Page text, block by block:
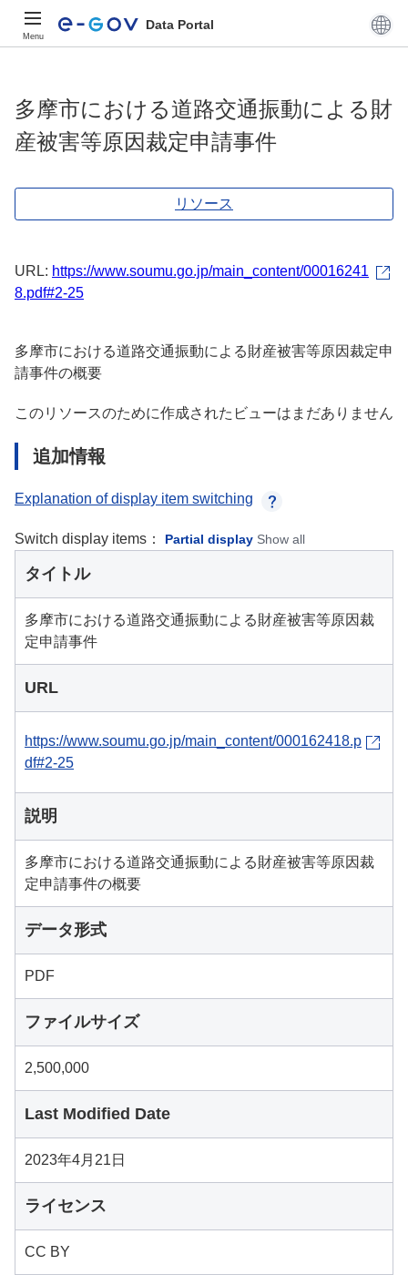
Menu
Data Portal
多摩市における道路交通振動による財
産被害等原因裁定申請事件
リソース
URL: https://www.soumu.go.jp/main_content/00016241
8.pdf#2-25
多摩市における道路交通振動による財産被害等原因裁定申
請事件の概要
このリソースのために作成されたビューはまだありません
追加情報
Explanation of display item switching
Switch display items： Partial display Show all
タイトル
多摩市における道路交通振動による財産被害等原因裁
定申請事件
URL
https://www.soumu.go.jp/main_content/000162418.p
df#2-25
説明
多摩市における道路交通振動による財産被害等原因裁
定申請事件の概要
データ形式
PDF
ファイルサイズ
2,500,000
Last Modified Date
2023年4月21日
ライセンス
CC BY